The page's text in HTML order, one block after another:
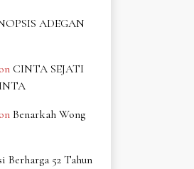
ADEGAN
on CINTA SEJATI
on Benarkah Wong
Berharga 52 Tahun